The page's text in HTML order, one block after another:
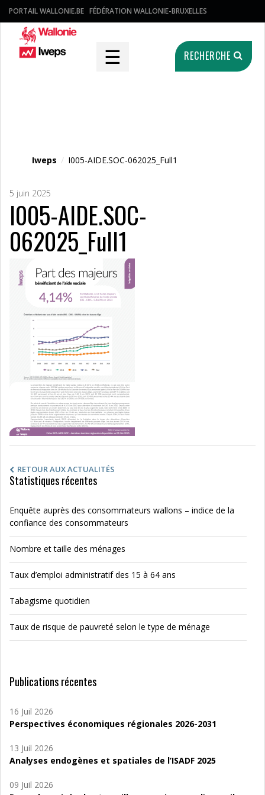
PORTAIL WALLONIE.BE FÉDÉRATION WALLONIE-BRUXELLES
☰ RECHERCHE
Iweps / I005-AIDE.SOC-062025_Full1
5 juin 2025
I005-AIDE.SOC-
062025_Full1
RETOUR AUX ACTUALITÉS
Statistiques récentes
Enquête auprès des consommateurs wallons – indice de la
confiance des consommateurs
Nombre et taille des ménages
Taux d’emploi administratif des 15 à 64 ans
Tabagisme quotidien
Taux de risque de pauvreté selon le type de ménage
Publications récentes
16 Juil 2026
Perspectives économiques régionales 2026-2031
13 Juil 2026
Analyses endogènes et spatiales de l’ISADF 2025
09 Juil 2026